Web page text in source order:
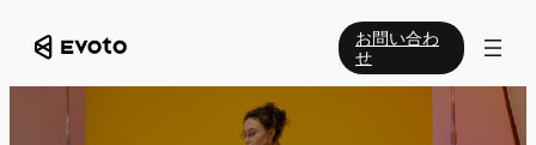
お問い合わ
せ